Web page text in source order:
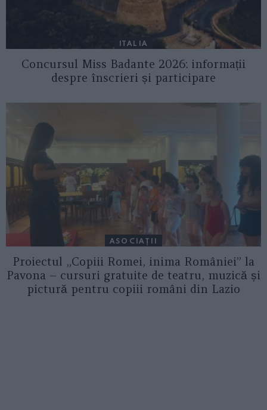
ITALIA
Concursul Miss Badante 2026: informații
despre înscrieri și participare
ASOCIAŢII
Proiectul „Copiii Romei, inima României” la
Pavona – cursuri gratuite de teatru, muzică și
pictură pentru copiii români din Lazio